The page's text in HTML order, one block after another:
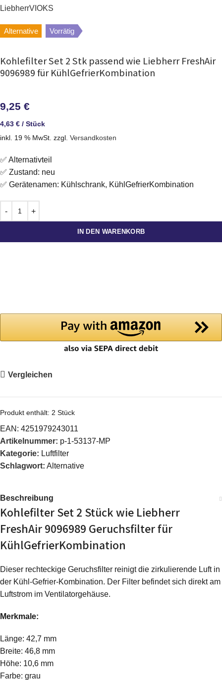
LiebherrVIOKS
Alternative Vorrätig
Kohlefilter Set 2 Stk passend wie Liebherr FreshAir
9096989 für KühlGefrierKombination
9,25 €
4,63 € / Stück
inkl. 19 % MwSt. zzgl. Versandkosten
✅ Alternativteil
✅ Zustand: neu
✅ Gerätenamen: Kühlschrank, KühlGefrierKombination
IN DEN WARENKORB
Vergleichen
Produkt enthält: 2 Stück
EAN: 4251979243011
Artikelnummer: p-1-53137-MP
Kategorie: Luftfilter
Schlagwort: Alternative
Beschreibung
Kohlefilter Set 2 Stück wie Liebherr
FreshAir 9096989 Geruchsfilter für
KühlGefrierKombination
Dieser rechteckige Geruchsfilter reinigt die zirkulierende Luft in
der Kühl-Gefrier-Kombination. Der Filter befindet sich direkt am
Luftstrom im Ventilatorgehäuse.
Merkmale:
Länge: 42,7 mm
Breite: 46,8 mm
Höhe: 10,6 mm
Farbe: grau